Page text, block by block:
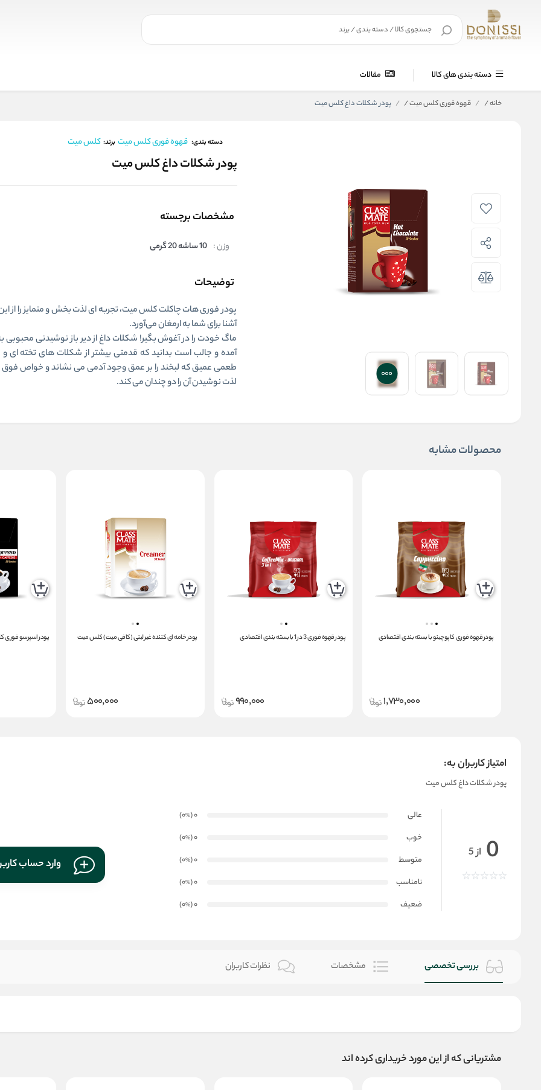
دسته بندی های کالا مقالات
خانه/ قهوه فوری کلس میت/ پودر شکلات داغ کلس میت
دسته بندی: قهوه فوری کلس میت برند: کلس میت
پودر شکلات داغ کلس میت
مشخصات برجسته
وزن : 10 ساشه 20 گرمی
توضیحات
پودر فوری هات چاکلت کلس میت،تجربه ای لذت بخش و متمایز را از
آشنا برای شما به ارمغان می‌آورد.
ماگ خودت را در آغوش بگیر! شکلات داغ از دیر باز نوشیدنی محبوبی
آمده و جالب است بدانید که قدمتی بیشتر از شکلات های تخته ای و
طعمی عمیق که لبخند را بر عمق وجود آدمی می نشاند و خواص فوق
لذت نوشیدن آن را دو چندان می کند.
محصولات مشابه
پودر قهوه فوری کاپوچینو با بسته بندی اقتصادی
1,730,000
پودر قهوه فوری 3 در 1 با بسته بندی اقتصادی
990,000
پودر خامه ای کننده غیر لبنی (کافی میت) کلس میت
500,000
پودر اسپرسو
امتیاز کاربران به:
پودر شکلات داغ کلس میت
0 از 5
عالی 0
(0
%
)
خوب
0
(0
%
)
متوسط
0
(0
%
)
نامناسب
0
(0
%
)
ضعیف
0
(0
%
)
وارد حساب
بررسی تخصصی مشخصات نظرات کاربران
مشتریانی که از این مورد خریداری کرده اند